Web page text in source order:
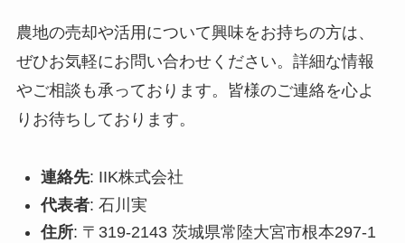
農地の売却や活用について興味をお持ちの方は、
ぜひお気軽にお問い合わせください。詳細な情報
やご相談も承っております。皆様のご連絡を心よ
りお待ちしております。
連絡先: IIK株式会社
代表者: 石川実
住所: 〒319-2143 茨城県常陸大宮市根本297-1